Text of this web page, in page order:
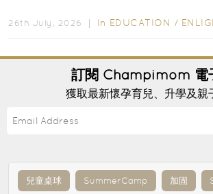
26th July, 2026 ｜ In EDUCATION /
訂閱 Champimom 電
獲取最新懷孕育兒、升學及親
兒童桌球 SummerCamp 加固